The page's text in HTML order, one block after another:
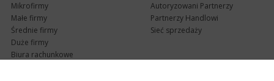
Mikrofirmy
Małe firmy
Średnie firmy
Duże firmy
Biura rachunkowe
Autoryzowani Partnerzy
Partnerzy Handlowi
Sieć sprzedaży